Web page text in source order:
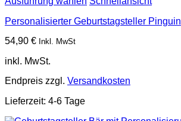
Personalisierter Geburtstagsteller Pinguin
54,90 € Inkl. MwSt
inkl. MwSt.
Endpreis zzgl. Versandkosten
Lieferzeit: 4-6 Tage